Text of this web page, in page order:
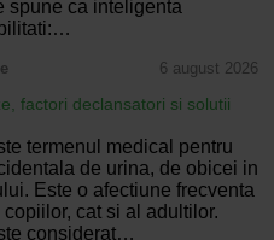
spune ca inteligenta
6 august 2026
factori declansatori si solutii
termenul medical pentru
de urina, de obicei in
Este o afectiune frecventa
cat si al adultilor.
considerat…